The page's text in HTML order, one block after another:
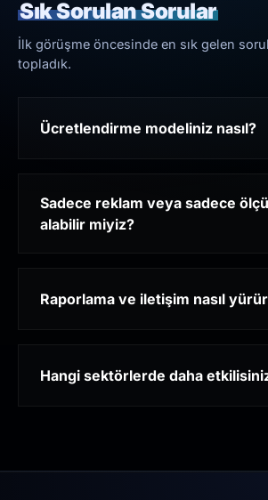
Sık Sorulan Sorular
İlk görüşme öncesinde en sık gelen
topladık.
Ücretlendirme modeliniz nasıl?
Sadece reklam veya sadece
alabilir miyiz?
Raporlama ve iletişim nasıl
Hangi sektörlerde daha